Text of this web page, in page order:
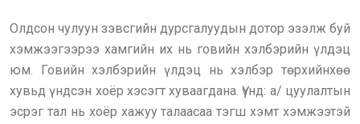
Олдсон чулуун зэвсгийн дурсгалуудын дотор эзэлж буй
хэмжээгээрээ хамгийн их нь говийн хэлбэрийн үлдэц
юм. Говийн хэлбэрийн үлдэц нь хэлбэр төрхийнхөө
хувьд үндсэн хоёр хэсэгт хуваагдана. Үүнд: а/ цуулалтын
эсрэг тал нь хоёр хажуу талаасаа тэгш хэмт хэмжээтэй